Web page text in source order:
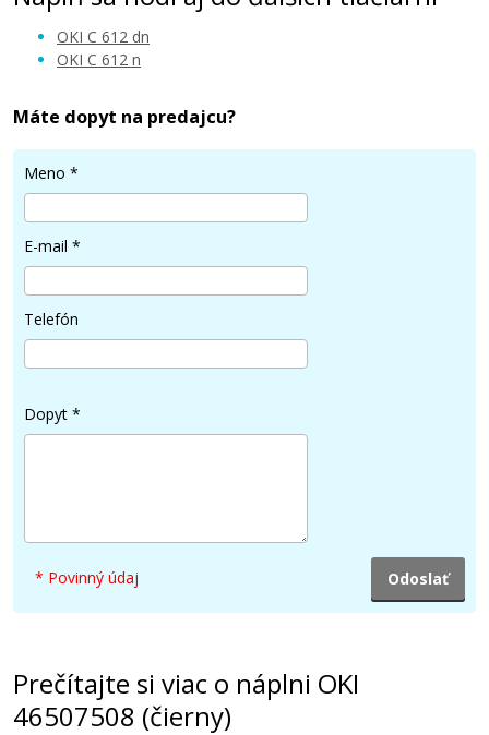
86,90 €
OKI 46507507 (Azúrový)
fotovalec)
Originální fotoválec
OKI C 612 dn
OKI C 612 n
Máte dopyt na predajcu?
Meno *
E-mail *
Telefón
Dopyt *
* Povinný údaj
Prečítajte si viac o náplni OKI
46507508 (čierny)